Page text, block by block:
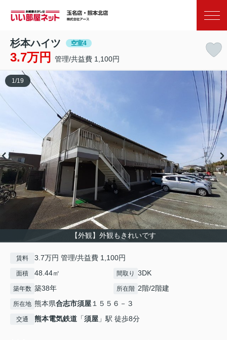
杉本ハイツ 空室4
3.7万円 管理/共益費 1,100円
【外観】外観もきれいです
1 /19
賃料 3.7万円 管理/共益費 1,100円
面積 48.44㎡ 間取り 3DK
築年数 築38年 所在階 2階/2階建
所在地 熊本県合志市須屋 １５５６－３
交通 熊本電気鉄道 「須屋 」駅 徒歩8分